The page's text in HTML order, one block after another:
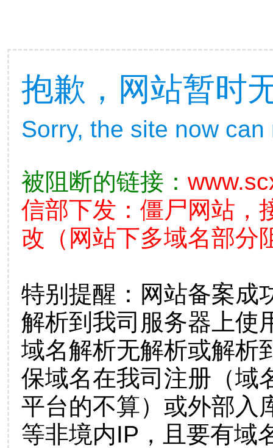
抱歉，网站暂时
Sorry, the site now
被阻断的链接：
信部下发：僵尸网站，
改（网站下多域名部分
特别提醒：网站备案成
解析到我司服务器上使
域名解析无解析或解析
保域名在我司注册（域
平台的不算）或外部入
等非境内IP，且要有域